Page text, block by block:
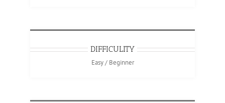
DIFFICULITY
Easy / Beginner